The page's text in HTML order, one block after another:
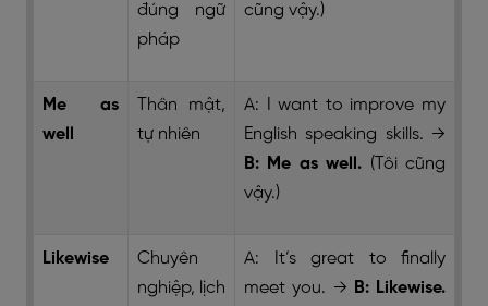
đúng ngữ
pháp
cũng vậy.)
Me as
well
Thân mật,
tự nhiên
A: I want to improve my
English speaking skills. →
B: Me as well. (Tôi cũng
vậy.)
Likewise
Chuyên
nghiệp, lịch
A: It’s great to finally
meet you. → B: Likewise.